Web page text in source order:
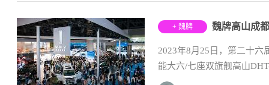
+ 魏牌 魏牌高山成
2023年8月25日，第二十六
能大六/七座双旗舰高山